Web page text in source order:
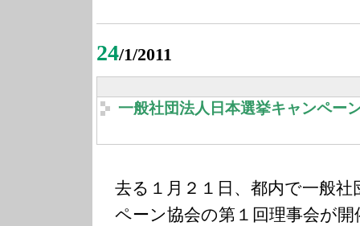
24/1/2011
一般社団法人日本選挙キャンペー
去る１月２１日、都内で一般
ペーン協会の第１回理事会が